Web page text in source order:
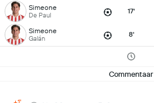
Simeone
De Paul 17'
Simeone
Galán 8'
Commentaar